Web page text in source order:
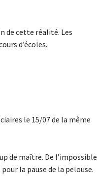
de cette réalité. Les
d’écoles.
le 15/07 de la même
de maître. De l’impossible
la pause de la pelouse.